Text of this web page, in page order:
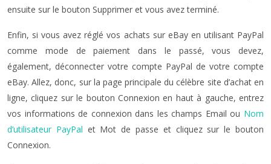
ensuite sur le bouton Supprimer et vous avez terminé.
Enfin, si vous avez réglé vos achats sur eBay en utilisant PayPal
comme mode de paiement dans le passé, vous devez,
également, déconnecter votre compte PayPal de votre compte
eBay. Allez, donc, sur la page principale du célèbre site d’achat en
ligne, cliquez sur le bouton Connexion en haut à gauche, entrez
vos informations de connexion dans les champs Email ou Nom
d’utilisateur PayPal et Mot de passe et cliquez sur le bouton
Connexion.